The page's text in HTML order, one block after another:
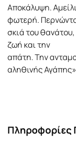
Αποκάλυψη.
φωτερή.
σκιά του
ζωή και την
απάτη. Την
αληθινής
Πληροφορίες